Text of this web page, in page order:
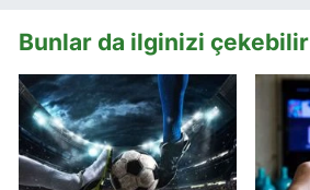
Bunlar da ilginizi çekebilir